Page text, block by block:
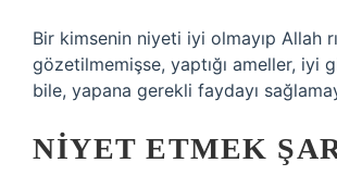
Bir kimsenin niyeti iyi olmayıp Allah
gözetilmemişse, yaptığı ameller, iyi
bile, yapana gerekli faydayı
NIYET ETMEK